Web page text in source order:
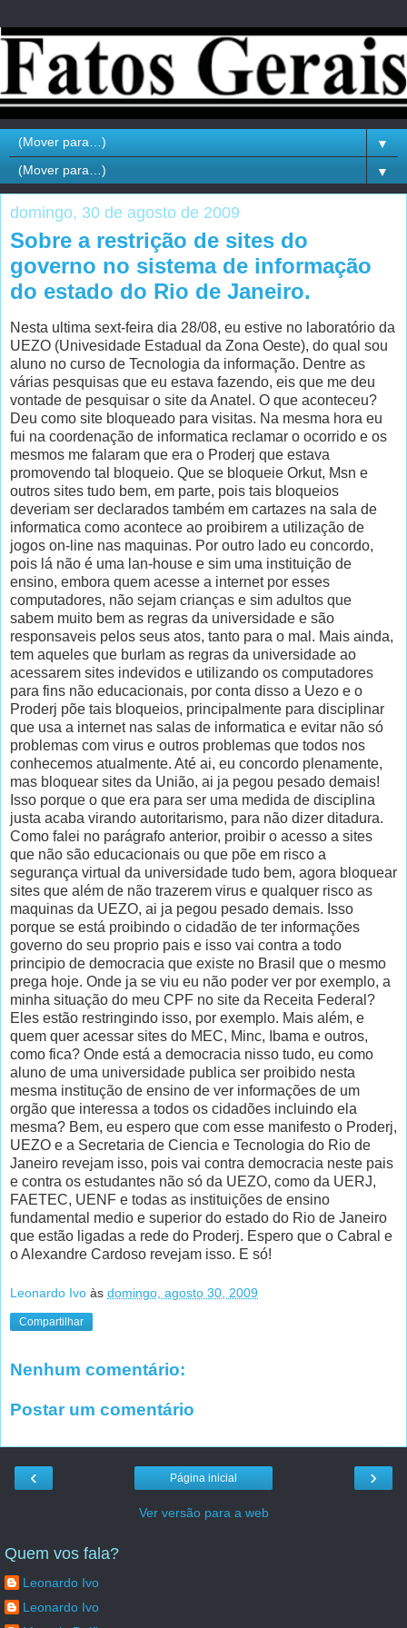
▼
▼
domingo, 30 de agosto de 2009
Sobre a restrição de sites do
governo no sistema de informação
do estado do Rio de Janeiro.
Nesta ultima sext-feira dia 28/08, eu estive no laboratório da
UEZO (Univesidade Estadual da Zona Oeste), do qual sou
aluno no curso de Tecnologia da informação. Dentre as
várias pesquisas que eu estava fazendo, eis que me deu
vontade de pesquisar o site da Anatel. O que aconteceu?
Deu como site bloqueado para visitas. Na mesma hora eu
fui na coordenação de informatica reclamar o ocorrido e os
mesmos me falaram que era o Proderj que estava
promovendo tal bloqueio. Que se bloqueie Orkut, Msn e
outros sites tudo bem, em parte, pois tais bloqueios
deveriam ser declarados também em cartazes na sala de
informatica como acontece ao proibirem a utilização de
jogos on-line nas maquinas. Por outro lado eu concordo,
pois lá não é uma lan-house e sim uma instituição de
ensino, embora quem acesse a internet por esses
computadores, não sejam crianças e sim adultos que
sabem muito bem as regras da universidade e são
responsaveis pelos seus atos, tanto para o mal. Mais ainda,
tem aqueles que burlam as regras da universidade ao
acessarem sites indevidos e utilizando os computadores
para fins não educacionais, por conta disso a Uezo e o
Proderj põe tais bloqueios, principalmente para disciplinar
que usa a internet nas salas de informatica e evitar não só
problemas com virus e outros problemas que todos nos
conhecemos atualmente. Até ai, eu concordo plenamente,
mas bloquear sites da União, ai ja pegou pesado demais!
Isso porque o que era para ser uma medida de disciplina
justa acaba virando autoritarismo, para não dizer ditadura.
Como falei no parágrafo anterior, proibir o acesso a sites
que não são educacionais ou que põe em risco a
segurança virtual da universidade tudo bem, agora bloquear
sites que além de não trazerem virus e qualquer risco as
maquinas da UEZO, ai ja pegou pesado demais. Isso
porque se está proibindo o cidadão de ter informações
governo do seu proprio pais e isso vai contra a todo
principio de democracia que existe no Brasil que o mesmo
prega hoje. Onde ja se viu eu não poder ver por exemplo, a
minha situação do meu CPF no site da Receita Federal?
Eles estão restringindo isso, por exemplo. Mais além, e
quem quer acessar sites do MEC, Minc, Ibama e outros,
como fica? Onde está a democracia nisso tudo, eu como
aluno de uma universidade publica ser proibido nesta
mesma institução de ensino de ver informações de um
orgão que interessa a todos os cidadões incluindo ela
mesma? Bem, eu espero que com esse manifesto o Proderj,
UEZO e a Secretaria de Ciencia e Tecnologia do Rio de
Janeiro revejam isso, pois vai contra democracia neste pais
e contra os estudantes não só da UEZO, como da UERJ,
FAETEC, UENF e todas as instituições de ensino
fundamental medio e superior do estado do Rio de Janeiro
que estão ligadas a rede do Proderj. Espero que o Cabral e
o Alexandre Cardoso revejam isso. E só!
Leonardo Ivo às domingo, agosto 30, 2009
Compartilhar
Nenhum comentário:
Postar um comentário
‹ ›
Página inicial
Ver versão para a web
Quem vos fala?
Leonardo Ivo
Leonardo Ivo